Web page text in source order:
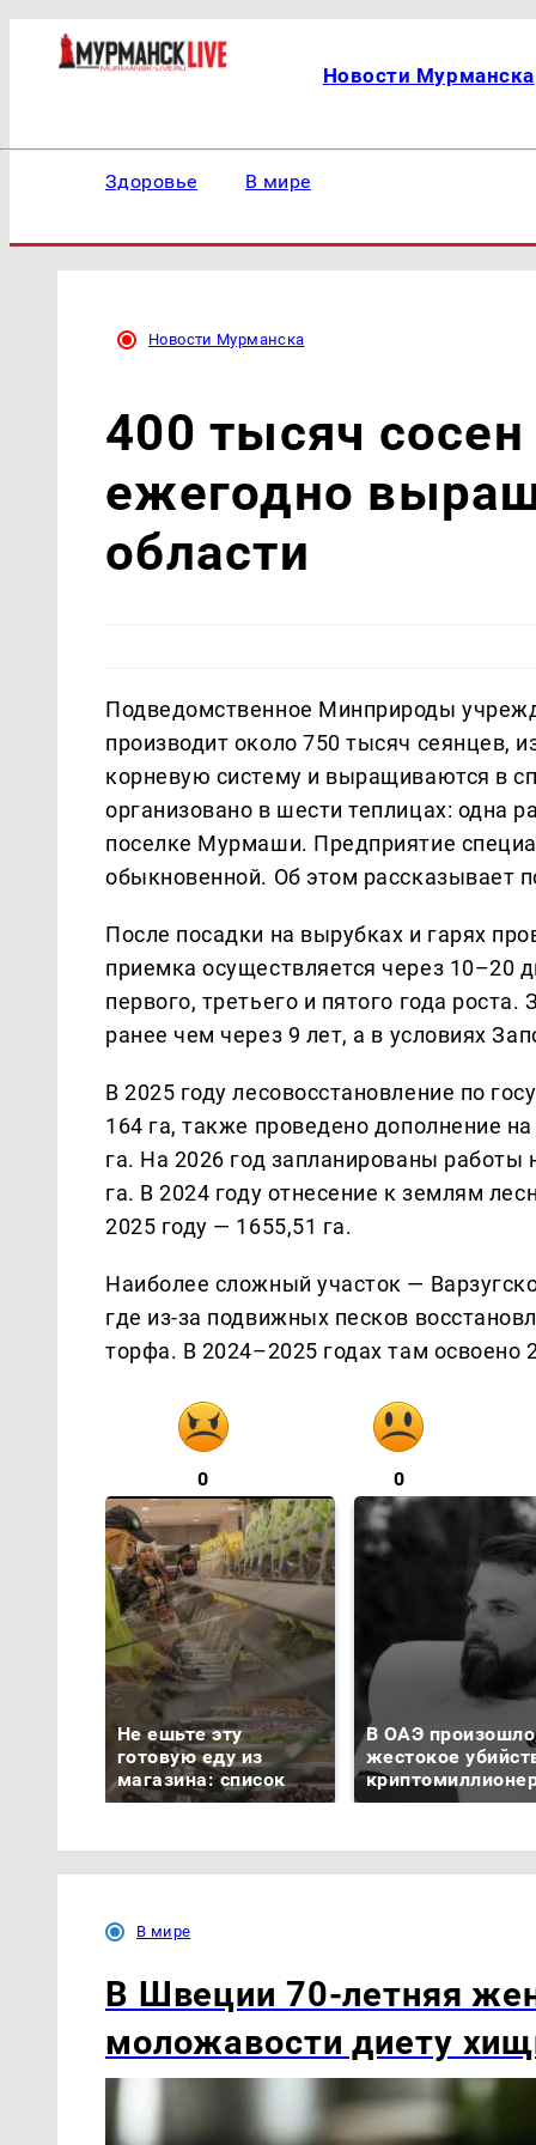
Новости Мурманска
Здоровье В мире
Новости Мурманска
400 тысяч
ежегодно
области
Подведомственное Минприроды
производит около 750 тысяч сеянцев,
корневую систему и выращиваются в
организовано в шести теплицах: одна
поселке Мурмаши. Предприятие
обыкновенной. Об этом рассказывает
После посадки на вырубках и гарях
приемка осуществляется через 10–20
первого, третьего и пятого года
ранее чем через 9 лет, а в условиях
В 2025 году лесовосстановление по
164 га, также проведено дополнение
га. На 2026 год запланированы работы
га. В 2024 году отнесение к землям
2025 году — 1655,51 га.
Наиболее сложный участок —
где из-за подвижных песков
торфа. В 2024–2025 годах там освоено
0 0
Не ешьте эту
готовую еду из
магазина: список
В ОАЭ произошло
жестокое
В мире
В Швеции 70-летняя
моложавости диету